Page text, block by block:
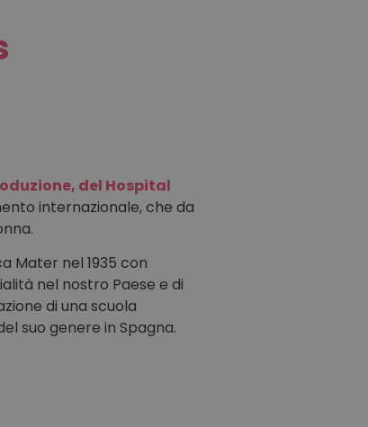
del Hospital
internazionale, che da
Mater nel 1935 con
nel nostro Paese e di
di una scuola
suo genere in Spagna.